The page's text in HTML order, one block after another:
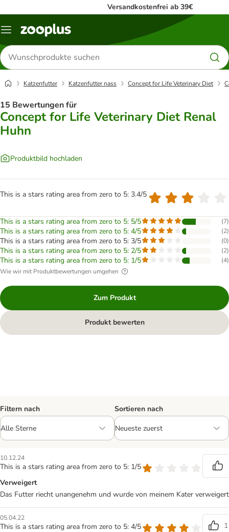
Versandkostenfrei ab 39€
Menü
Produkte
suchen
Katzenfutter Katzenfutter nass Concept for Life Veterinary Diet
15 Bewertungen für
Concept for Life Veterinary Diet Renal
Huhn
Produktbild hochladen
This is a stars rating area from zero to 5: 3.4/5
This is a stars rating area from zero to 5: 5/5 (7)
This is a stars rating area from zero to 5: 4/5 (2)
This is a stars rating area from zero to 5: 3/5 (0)
This is a stars rating area from zero to 5: 2/5 (2)
This is a stars rating area from zero to 5: 1/5 (4)
Wie wir mit Produktbewertungen umgehen
Zum Produkt
Produkt bewerten
Filtern nach Sortieren nach
10.12.24
This is a stars rating area from zero to 5: 1/5
Verweigert
Das Futter riecht unangenehm und wurde von meinem Kater verweigert
05.04.22
This is a stars rating area from zero to 5: 4/5
1